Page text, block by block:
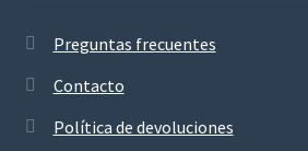
Preguntas frecuentes
Contacto
Política de devoluciones